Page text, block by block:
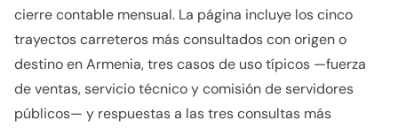
cierre contable mensual. La página incluye los cinco
trayectos carreteros más consultados con origen o
destino en Armenia, tres casos de uso típicos —fuerza
de ventas, servicio técnico y comisión de servidores
públicos— y respuestas a las tres consultas más